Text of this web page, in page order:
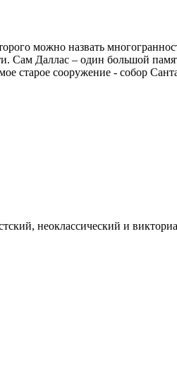
можно назвать
Сам Даллас – один большой
старое сооружение - собор